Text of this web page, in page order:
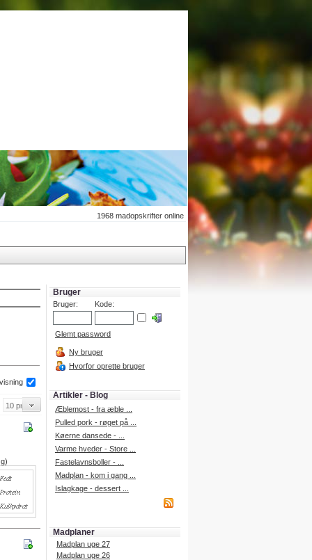
1968 madopskrifter online
Bruger
Bruger: Kode:
Glemt password
Ny bruger
Hvorfor oprette bruger
Artikler - Blog
Æblemost - fra æble ...
Pulled pork - røget på ...
Køerne dansede - ...
Varme hveder - Store ...
Fastelavnsboller - ...
Madplan - kom i gang ...
Islagkage - dessert ...
Madplaner
Madplan uge 27
Madplan uge 26